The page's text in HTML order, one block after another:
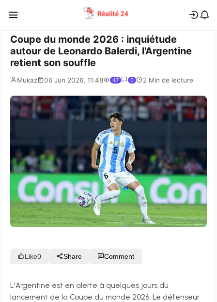
Coupe du monde 2026 : inquiétude
autour de Leonardo Balerdi, l'Argentine
retient son souffle
Mukaz 06 Jun 2026, 11:48 47 0 2 Min de lecture
Like0 Share Comment
L'Argentine est en alerte à quelques jours du
lancement de la Coupe du monde 2026. Le défenseur